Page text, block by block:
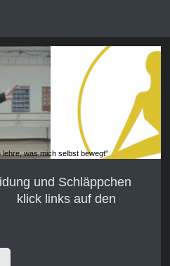
was mich selbst bewegt"
und Schläppchen
links auf den